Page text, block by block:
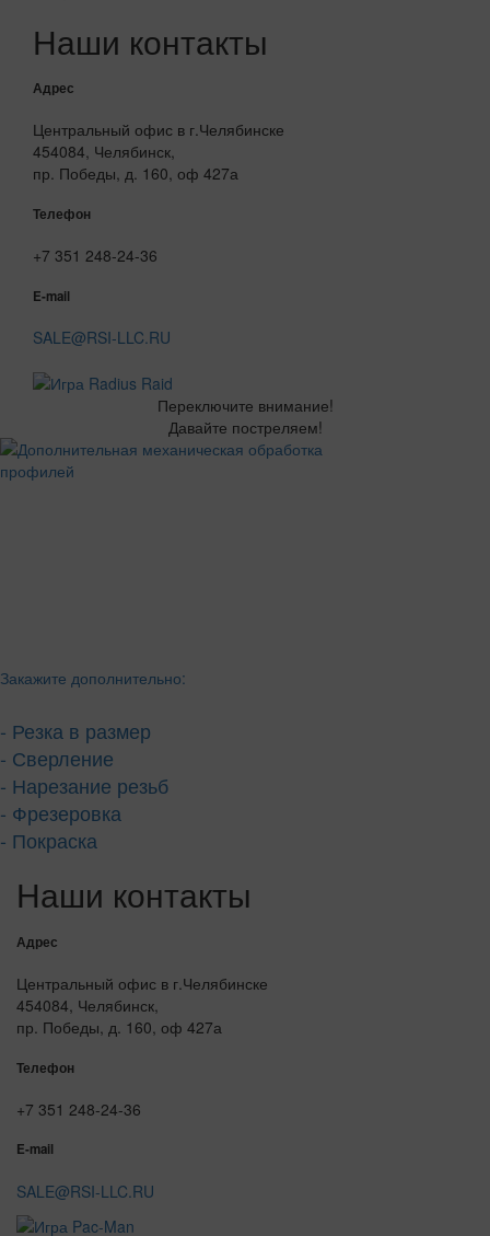
Наши контакты
Адрес
Центральный офис в г.Челябинске
454084, Челябинск,
пр. Победы, д. 160, оф 427а
Телефон
+7 351 248-24-36
E-mail
SALE@RSI-LLC.RU
Переключите внимание!
Давайте постреляем!
Закажите дополнительно:
- Резка в размер
- Сверление
- Нарезание резьб
- Фрезеровка
- Покраска
Наши контакты
Адрес
Центральный офис в г.Челябинске
454084, Челябинск,
пр. Победы, д. 160, оф 427а
Телефон
+7 351 248-24-36
E-mail
SALE@RSI-LLC.RU